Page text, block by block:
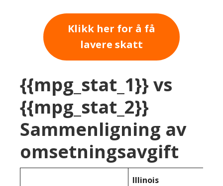
Klikk her for å få
lavere skatt
{{mpg_stat_1}} vs
{{mpg_stat_2}}
Sammenligning av
omsetningsavgift
Illinois